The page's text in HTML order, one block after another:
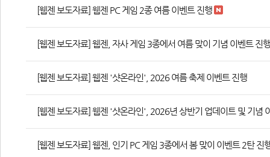
[웹젠 보도자료] 웹젠 PC 게임 2종 여름 이벤트 진행
[웹젠 보도자료] 웹젠, 자사 게임 3종에서 여름 맞이 기념 이벤트 진행
[웹젠 보도자료] 웹젠 '샷온라인', 2026 여름 축제 이벤트 진행
[웹젠 보도자료] 웹젠 '샷온라인', 2026년 상반기 업데이트 및 기념
[웹젠 보도자료] 웹젠, 인기 PC 게임 3종에서 봄 맞이 이벤트 2탄 진